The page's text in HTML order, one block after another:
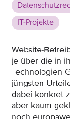
IT-Projekte
Website-
je über die in
Technologien
jüngsten
dabei konkret
aber kaum
noch